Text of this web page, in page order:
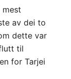
av dei to
dette var
til
for Tarjei